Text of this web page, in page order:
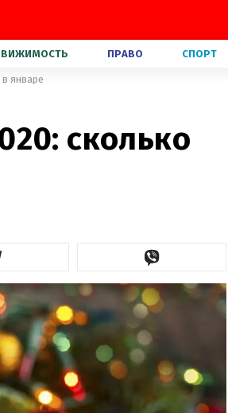
ПРАВО СПОРТ
январе
сколько